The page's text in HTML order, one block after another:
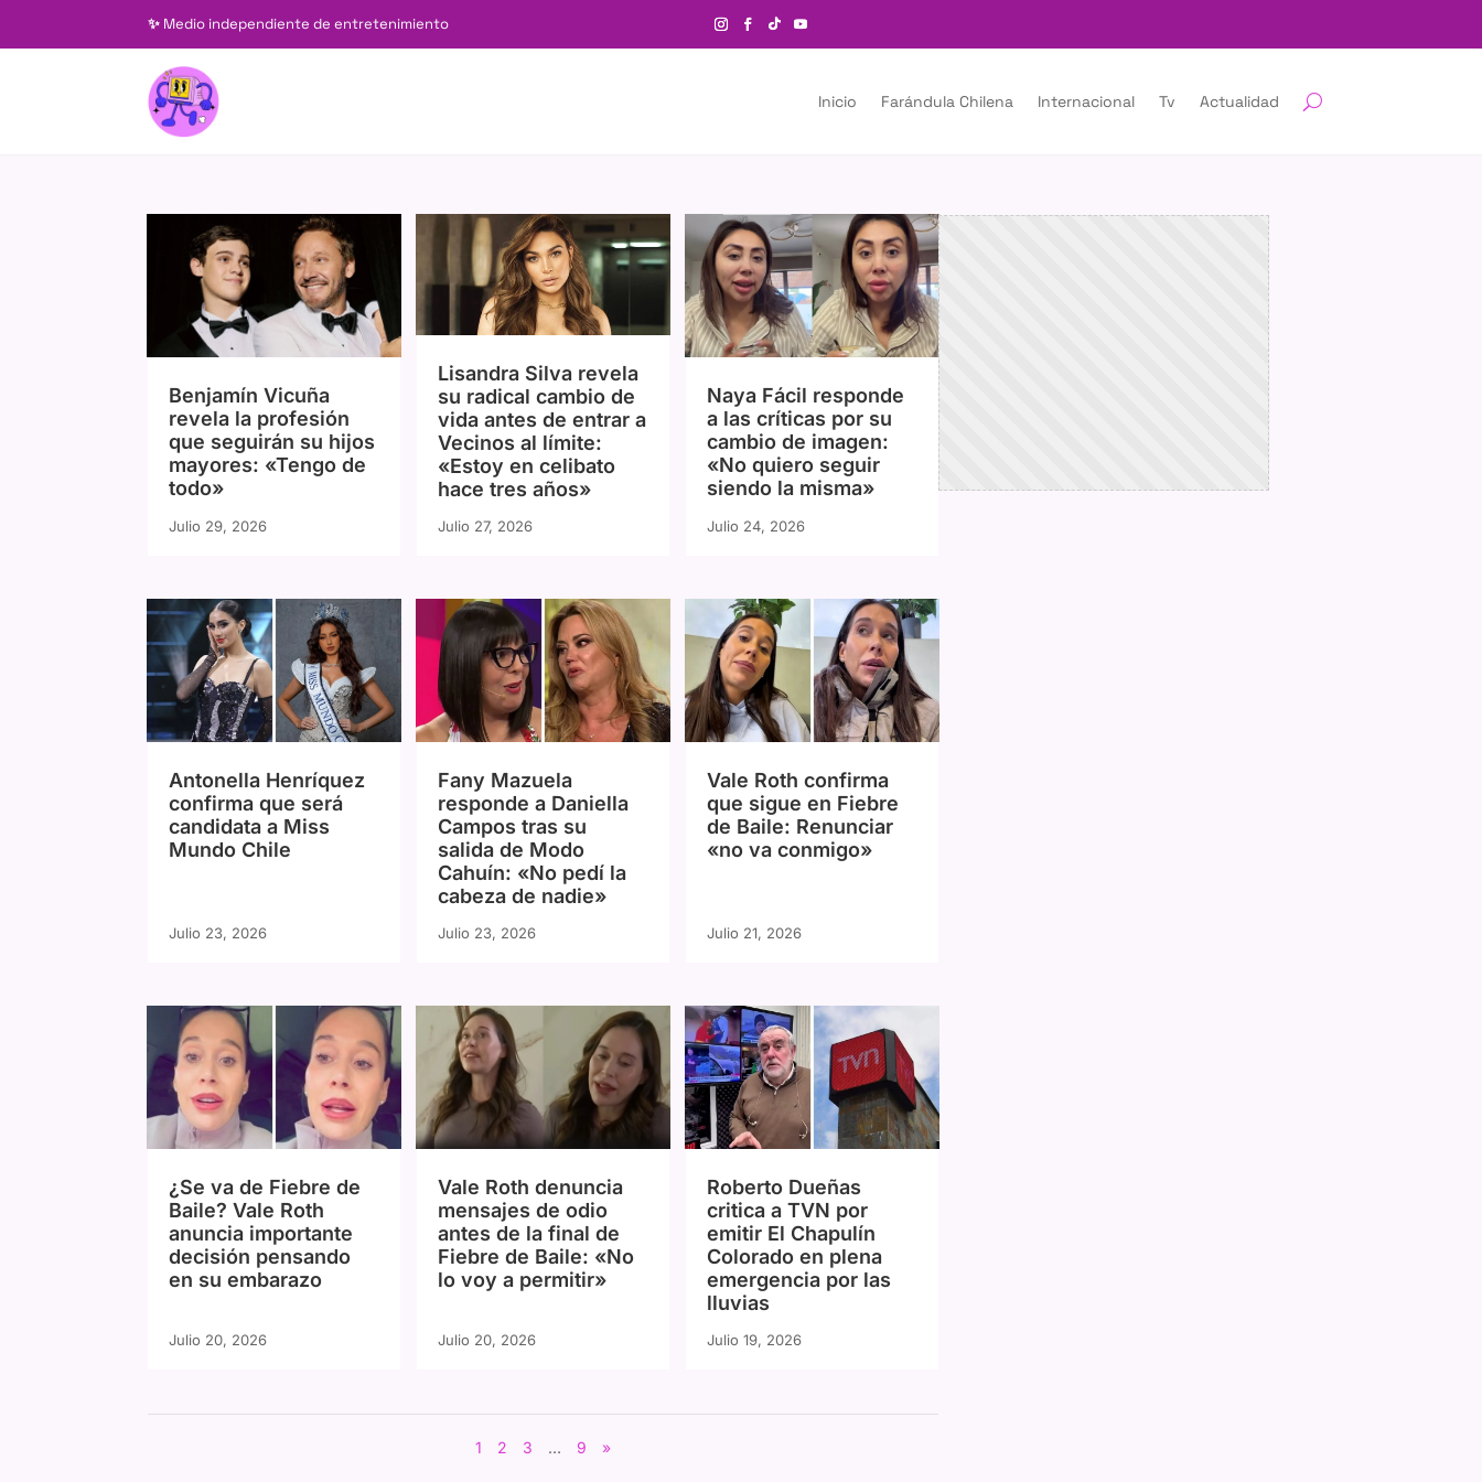
✨ Medio independiente de entretenimiento
Inicio Farándula Chilena Internacional Tv Actualidad
Benjamín Vicuña
revela la profesión
que seguirán su hijos
mayores: «Tengo de
todo»
Julio 29, 2026
Lisandra Silva revela
su radical cambio de
vida antes de entrar a
Vecinos al límite:
«Estoy en celibato
hace tres años»
Julio 27, 2026
Naya Fácil responde
a las críticas por su
cambio de imagen:
«No quiero seguir
siendo la misma»
Julio 24, 2026
Antonella Henríquez
confirma que será
candidata a Miss
Mundo Chile
Julio 23, 2026
Fany Mazuela
responde a Daniella
Campos tras su
salida de Modo
Cahuín: «No pedí la
cabeza de nadie»
Julio 23, 2026
Vale Roth confirma
que sigue en Fiebre
de Baile: Renunciar
«no va conmigo»
Julio 21, 2026
¿Se va de Fiebre de
Baile? Vale Roth
anuncia importante
decisión pensando
en su embarazo
Julio 20, 2026
Vale Roth denuncia
mensajes de odio
antes de la final de
Fiebre de Baile: «No
lo voy a permitir»
Julio 20, 2026
Roberto Dueñas
critica a TVN por
emitir El Chapulín
Colorado en plena
emergencia por las
lluvias
Julio 19, 2026
1 2 3 … 9 »